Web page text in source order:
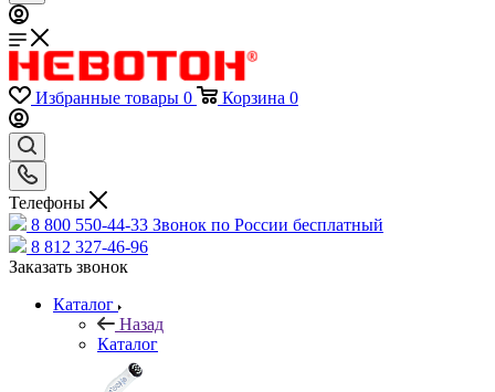
Избранные товары 0 Корзина 0
Телефоны
8 800 550-44-33 Звонок по России бесплатный
8 812 327-46-96
Заказать звонок
Каталог
Назад
Каталог